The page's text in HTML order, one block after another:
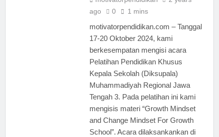
ago
0 1 mins
motivatorpendidikan.com – Tanggal
17-20 Oktober 2024, kami
berkesempatan mengisi acara
Pelatihan Pendidikan Khusus
Kepala Sekolah (Diksupala)
Muhammadiyah Regional Jawa
Tengah 3. Pada pelatihan ini kami
mengisis materi “Growth Mindset
and Change Mindset For Growth
School”. Acara dilaksankankan di